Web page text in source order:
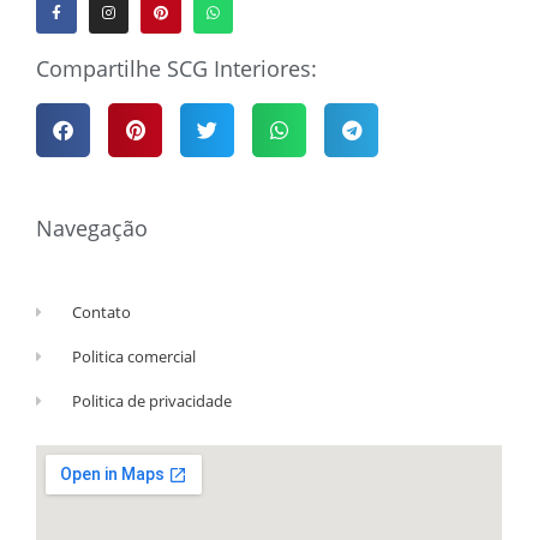
Compartilhe SCG Interiores:
Navegação
Contato
Politica comercial
Politica de privacidade